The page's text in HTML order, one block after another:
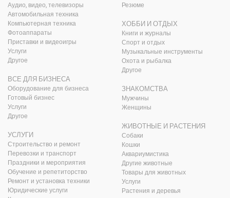
Аудио, видео, телевизоры
Автомобильная техника
Компьютерная техника
Фотоаппараты
Приставки и видеоигры
Услуги
Другое
ВСЕ ДЛЯ БИЗНЕСА
Оборудование для бизнеса
Готовый бизнес
Услуги
Другое
УСЛУГИ
Строительство и ремонт
Перевозки и транспорт
Праздники и мероприятия
Обучение и репетиторство
Ремонт и установка техники
Юридические услуги
Резюме
ХОББИ И ОТДЫХ
Книги и журналы
Спорт и отдых
Музыкальные инструменты
Охота и рыбалка
Другое
ЗНАКОМСТВА
Мужчины
Женщины
ЖИВОТНЫЕ И РАСТЕНИЯ
Собаки
Кошки
Аквариумистика
Другие животные
Товары для животных
Услуги
Растения и деревья